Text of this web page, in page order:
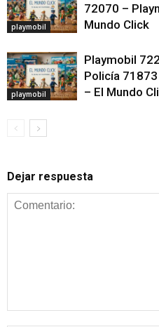
playmobil
72070 –
Mundo Click
playmobil
Playmobil
Policía
– El Mundo
Dejar respuesta